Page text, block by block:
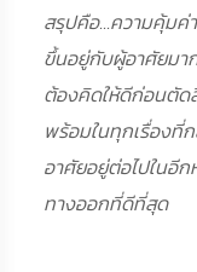
สรุปคือ...ความคุ้มค่
ขึ้นอยู่กับผู้อาศัยมา
ต้องคิดให้ดีก่อนตัด
พร้อมในทุกเรื่องที่
อาศัยอยู่ต่อไปในอี
ทางออกที่ดีที่สุด